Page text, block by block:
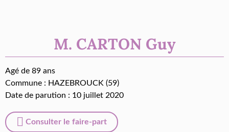
M. CARTON Guy
Agé de 89 ans
Commune : HAZEBROUCK (59)
Date de parution : 10 juillet 2020
Consulter le faire-part